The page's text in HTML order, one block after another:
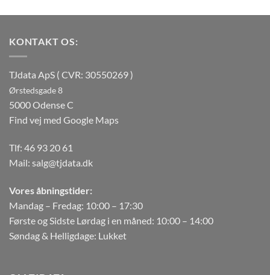
KONTAKT OS:
TJdata ApS ( CVR: 30550269 )
Ørstedsgade 8
5000 Odense C
Find vej med Google Maps
Tlf: 46 93 20 61
Mail: salg@tjdata.dk
Vores åbningstider:
Mandag – Fredag: 10:00 – 17:30
Første og Sidste Lørdag i en måned: 10:00 – 14:00
Søndag & Helligdage: Lukket